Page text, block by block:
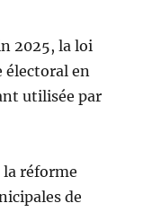
2025, la loi
électoral en
utilisée par
réforme
de